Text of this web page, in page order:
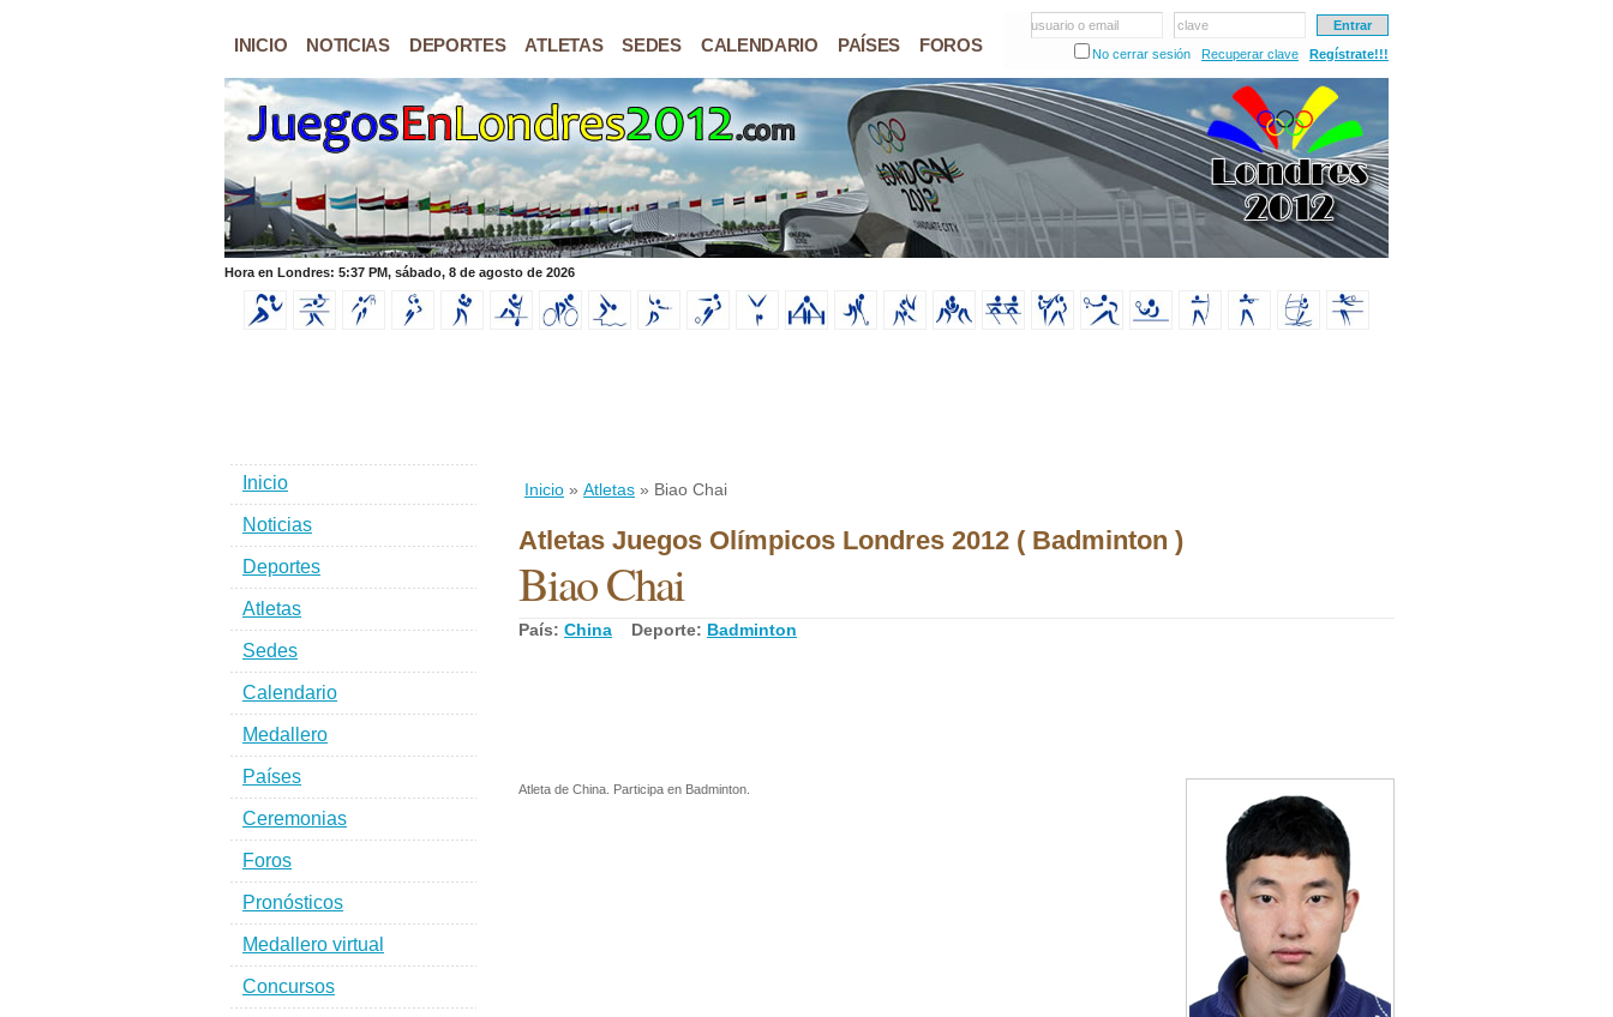
INICIO NOTICIAS DEPORTES ATLETAS SEDES CALENDARIO PAÍSES FOROS
usuario o email
clave
No cerrar sesión
Recuperar clave Regístrate!!!
Hora en Londres: 5:37 PM, sábado, 8 de agosto de 2026
Inicio » Atletas » Biao Chai
Atletas Juegos Olímpicos Londres 2012 ( Badminton )
Biao Chai
País: China Deporte: Badminton
Atleta de China. Participa en Badminton.
Inicio
Noticias
Deportes
Atletas
Sedes
Calendario
Medallero
Países
Ceremonias
Foros
Pronósticos
Medallero virtual
Concursos